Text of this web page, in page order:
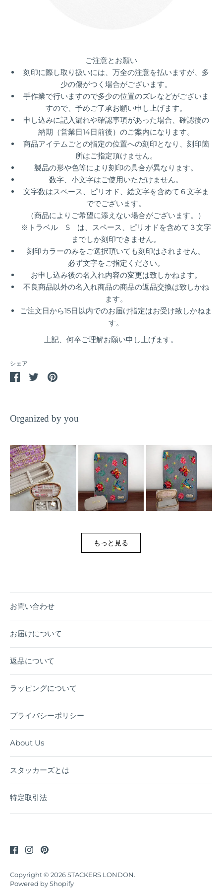
ご注意とお願い
刻印に際し取り扱いには、万全の注意を払いますが、多
少の傷がつく場合がございます。
手作業で行いますので多少の位置のズレなどがございま
すので、予めご了承お願い申し上げます。
申し込みに記入漏れや確認事項があった場合、確認後の
納期（営業日14日前後） のご案内になります。
商品アイテムごとの指定の位置への刻印となり、刻印箇
所はご指定頂けません。
製品の形や色等により刻印の具合が異なります。
数字、小文字はご使用いただけません。
文字数はスペース、ピリオド、絵文字を含めて６文字ま
ででございます。
（商品によりご希望に添えない場合がございます。）
※トラベル S は、スペース、ピリオドを含めて３文字
までしか刻印できません。
刻印カラーのみをご選択頂いても刻印はされません。
必ず文字をご指定ください。
お申し込み後の名入れ内容の変更は致しかねます。
不良商品以外の名入れ商品の商品の返品交換は致しかね
ます。
ご注文日から15日以内でのお届け指定はお受け致しかねま
す。
上記、何卒ご理解お願い申し上げます。
シェア
Facebook
ア
Twitter
ア
Pin
Organized by you
もっと見る
お問い合わせ
お届けについて
返品について
ラッピングについて
プライバシーポリシー
About Us
スタッカーズとは
特定取引法
Copyright © 2026STACKERS LONDON.
Powered by Shopify